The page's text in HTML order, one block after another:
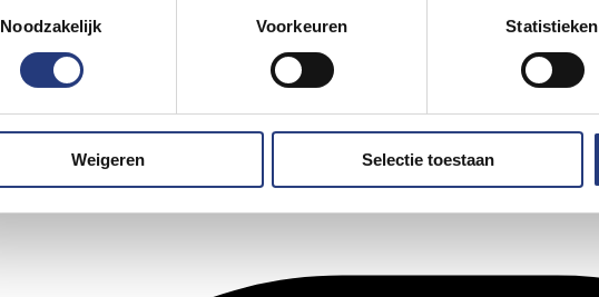
Noodzakelijk
Voorkeuren Statistieken
Weigeren Selectie toestaan